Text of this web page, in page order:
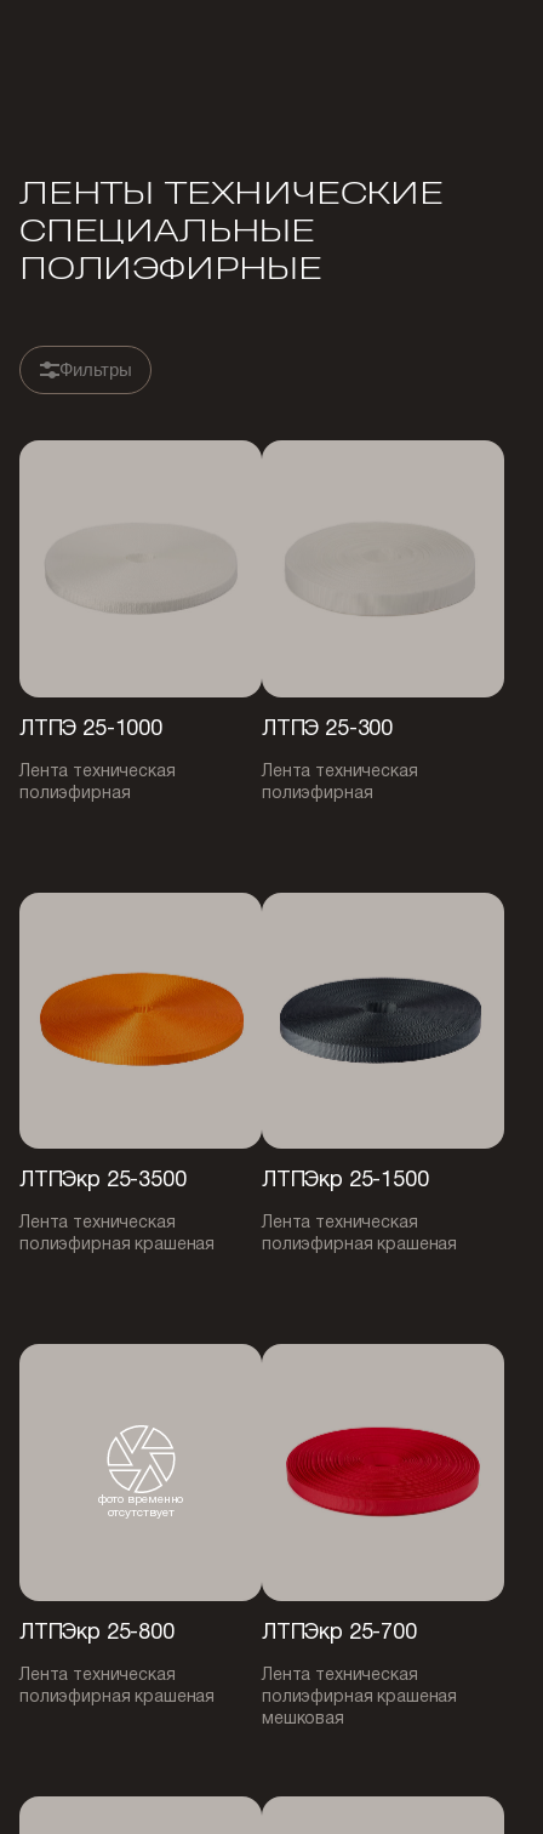
ЛЕНТЫ ТЕХНИЧЕСКИЕ
СПЕЦИАЛЬНЫЕ
ПОЛИЭФИРНЫЕ
Фильтры
ЛТПЭ 25-1000
Лента техническая
полиэфирная
ЛТПЭ 25-300
Лента техническая
полиэфирная
ЛТПЭкр 25-3500
Лента техническая
полиэфирная крашеная
ЛТПЭкр 25-1500
Лента техническая
полиэфирная крашеная
фото временно
отсутствует
ЛТПЭкр 25-800
Лента техническая
полиэфирная крашеная
ЛТПЭкр 25-700
Лента техническая
полиэфирная крашеная
мешковая